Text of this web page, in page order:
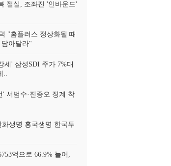
절실, 조좌진 '인바운드'
"홈플러스 정상화될 때
아달라"
세' 삼성SDI 주가 7%대
..
서범수·진종오 징계 착
생명 흥국생명 한국투
억으로 66.9% 늘어,